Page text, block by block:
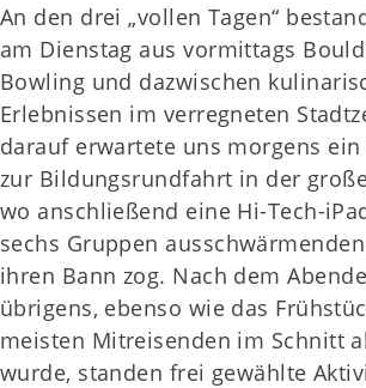
An den drei „vollen Tagen“
am Dienstag aus vormittags
Bowling und dazwischen
Erlebnissen im verregneten
darauf erwartete uns morgens
zur Bildungsrundfahrt in der
wo anschließend eine Hi-Tech-
sechs Gruppen
ihren Bann zog. Nach dem
übrigens, ebenso wie das
meisten Mitreisenden im Schnitt
wurde, standen frei gewählte